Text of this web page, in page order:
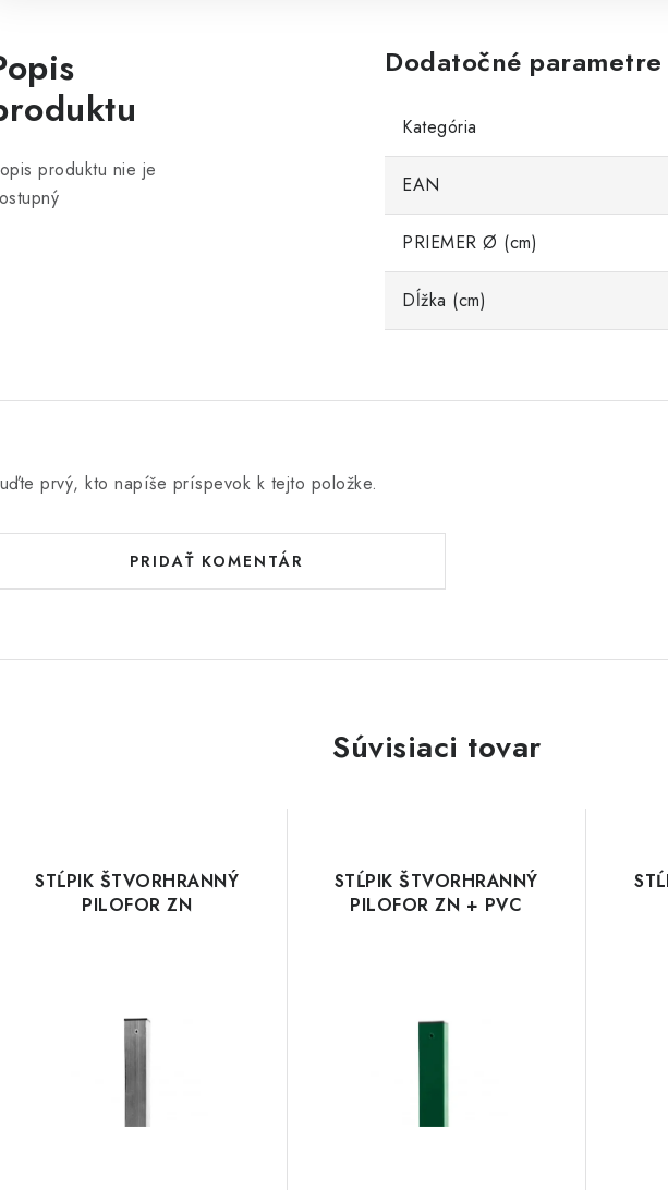
produktu nie je
Dodatočné parametre
Kategória
EAN
PRIEMER Ø (cm)
Dĺžka (cm)
prvý, kto napíše príspevok k tejto položke.
PRIDAŤ KOMENTÁR
Súvisiaci tovar
STĹPIK ŠTVORHRANNÝ
PILOFOR ZN
STĹPIK ŠTVORHRANNÝ
PILOFOR ZN + PVC